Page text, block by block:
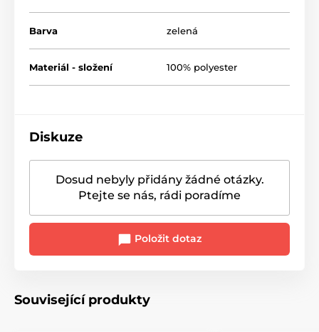
Barva zelená
Materiál - složení 100% polyester
Diskuze
Dosud nebyly přidány žádné otázky.
Ptejte se nás, rádi poradíme
Položit dotaz
Související produkty